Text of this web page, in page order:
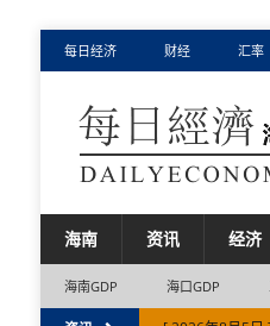
每日经济 财经 汇率
海南 资讯 经济
海南GDP 海口GDP